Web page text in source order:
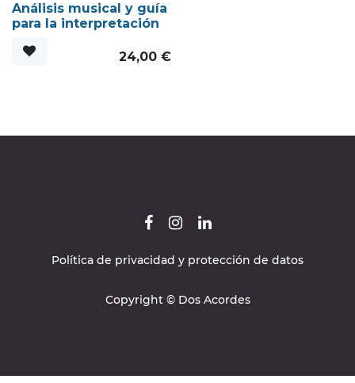
Análisis musical y guía
para la interpretación
24,00€
Política de privacidad y protección de datos
Copyright © Dos Acordes